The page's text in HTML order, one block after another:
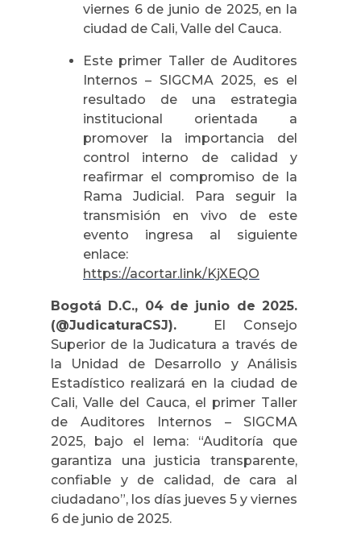
viernes 6 de junio de 2025, en la
ciudad de Cali, Valle del Cauca.
Este primer Taller de Auditores
Internos – SIGCMA 2025, es el
resultado de una estrategia
institucional orientada a
promover la importancia del
control interno de calidad y
reafirmar el compromiso de la
Rama Judicial. Para seguir la
transmisión en vivo de este
evento ingresa al siguiente
enlace:
https://acortar.link/KjXEQO
Bogotá D.C., 04de junio de 2025.
(@JudicaturaCSJ).
El Consejo
Superior de la Judicatura a través de
la Unidad de Desarrollo y Análisis
Estadístico realizará en la ciudad de
Cali, Valle del Cauca, el primer Taller
de Auditores Internos – SIGCMA
2025, bajo el lema: “Auditoría que
garantiza una justicia transparente,
confiable y de calidad, de cara al
ciudadano”, los días jueves 5 y viernes
6 de junio de 2025.